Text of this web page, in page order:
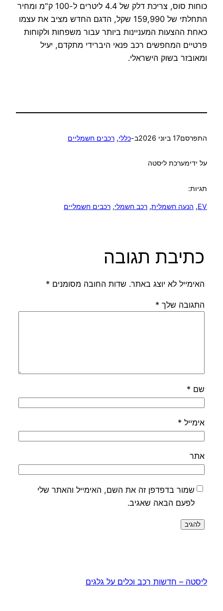
כוחות סוס, צריכת דלק של 4.4 ליטרים ל-100 ק"מ ומחיר
התחלתי של 159,990 שקל, הדגם החדש מציב את עצמו
כאחת ההצעות המעניינות ביותר עבור משפחות ולקוחות
פרטיים המחפשים רכב פנאי היברידי מתקדם, יעיל
ומאובזר בשוק הישראלי.
התפרסם17 ביוני 2026 ב-כללי, רכבים חשמליים
על ידימערכת ליסטה
תגיות:
EV
, הנעה חשמלית, רכב חשמלי, רכבים חשמליים
כתיבת תגובה
האימייל לא יוצג באתר. שדות החובה מסומנים *
התגובה שלך *
שם *
אימייל *
אתר
שמור בדפדפן זה את השם, האימייל והאתר שלי
לפעם הבאה שאגיב.
ליסטה – חדשות רכב וכלים על גלגים